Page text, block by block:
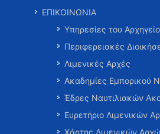
ΕΠΙΚΟΙΝΩΝΙΑ
Υπηρεσίες του
Περιφερειακές
Λιμενικές Αρχές
Ακαδημίες Εμπορικού
Έδρες Ναυτιλιακών
Ευρετήριο Λιμενικών